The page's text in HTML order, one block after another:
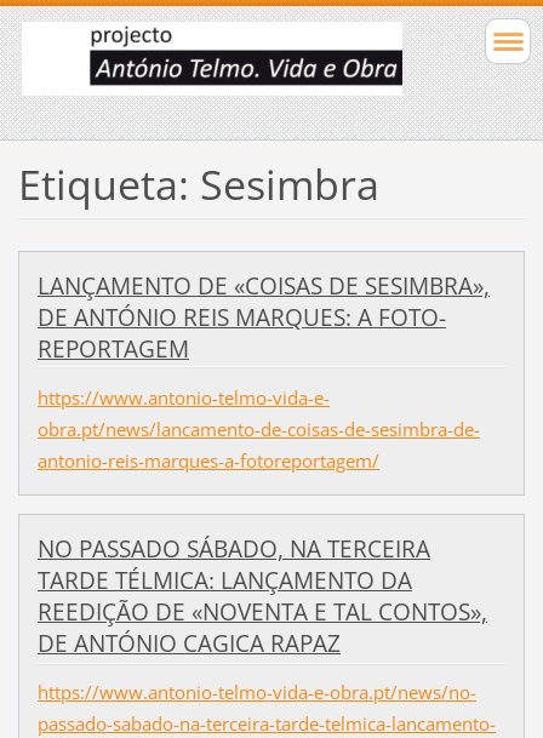
Etiqueta: Sesimbra
LANÇAMENTO DE «COISAS DE SESIMBRA»,
DE ANTÓNIO REIS MARQUES: A FOTO-
REPORTAGEM
https://www.antonio-telmo-vida-e-
obra.pt/news/lancamento-de-coisas-de-sesimbra-de-
antonio-reis-marques-a-fotoreportagem/
NO PASSADO SÁBADO, NA TERCEIRA
TARDE TÉLMICA: LANÇAMENTO DA
REEDIÇÃO DE «NOVENTA E TAL CONTOS»,
DE ANTÓNIO CAGICA RAPAZ
https://www.antonio-telmo-vida-e-obra.pt/news/no-
passado-sabado-na-terceira-tarde-telmica-lancamento-